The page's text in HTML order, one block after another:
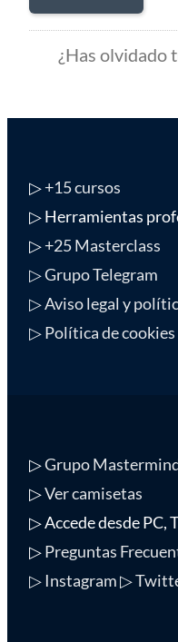
¿Has olvidado
▷+15 cursos
▷ Herramientas
▷+25 Masterclass
▷ Grupo Telegram
▷ Aviso legal y
▷ Política de cookies
▷Grupo
▷Ver camisetas
▷ Accede desde PC,
▷Preguntas
▷ Instagram▷